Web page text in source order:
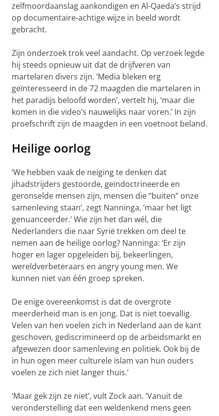
zelfmoordaanslag aankondigen en Al-Qaeda’s strijd
op documentaire-achtige wijze in beeld wordt
gebracht.
Zijn onderzoek trok veel aandacht. Op verzoek legde
hij steeds opnieuw uit dat de drijfveren van
martelaren divers zijn. ‘Media bleken erg
geïnteresseerd in de 72 maagden die martelaren in
het paradijs beloofd worden’, vertelt hij, ‘maar die
komen in die video’s nauwelijks naar voren.’ In zijn
proefschrift zijn de maagden in een voetnoot beland.
Heilige oorlog
‘We hebben vaak de neiging te denken dat
jihadstrijders gestoorde, geïndoctrineerde en
geronselde mensen zijn, mensen die “buiten” onze
samenleving staan’, zegt Nanninga, ‘maar het ligt
genuanceerder.’ Wie zijn het dan wél, die
Nederlanders die naar Syrië trekken om deel te
nemen aan de heilige oorlog? Nanninga: ‘Er zijn
hoger en lager opgeleiden bij, bekeerlingen,
wereldverbeteraars en angry young men. We
kunnen niet van één groep spreken.
De enige overeenkomst is dat de overgrote
meerderheid man is en jong. Dat is niet toevallig.
Velen van hen voelen zich in Nederland aan de kant
geschoven, gediscrimineerd op de arbeidsmarkt en
afgewezen door samenleving en politiek. Ook bij de
in hun ogen meer culturele islam van hun ouders
voelen ze zich niet langer thuis.’
‘Maar gek zijn ze niet’, vult Zock aan. ‘Vanuit de
veronderstelling dat een weldenkend mens geen